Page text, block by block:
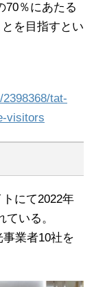
70％にあたる
を目指すとい
tat-
visitors
にて2022年
いる。
業者10社を